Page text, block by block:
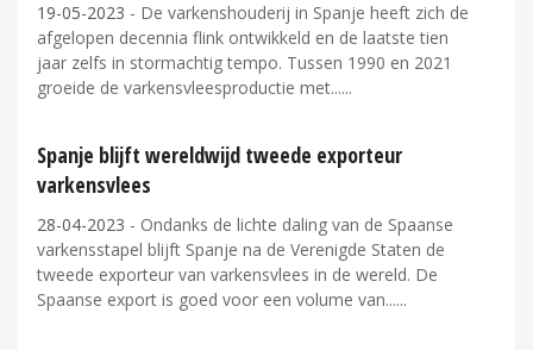
19-05-2023 - De varkenshouderij in Spanje heeft zich de
afgelopen decennia flink ontwikkeld en de laatste tien
jaar zelfs in stormachtig tempo. Tussen 1990 en 2021
groeide de varkensvleesproductie met...
Spanje blijft wereldwijd tweede exporteur
varkensvlees
28-04-2023 - Ondanks de lichte daling van de Spaanse
varkensstapel blijft Spanje na de Verenigde Staten de
tweede exporteur van varkensvlees in de wereld. De
Spaanse export is goed voor een volume van...